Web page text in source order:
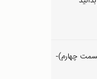
چهارم)-